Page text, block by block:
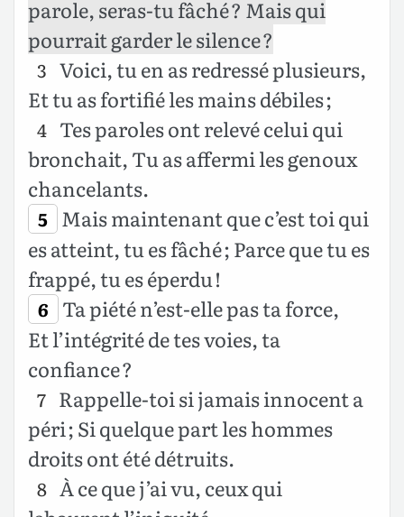
parole, seras-tu fâché ? Mais qui
pourrait garder le silence ?
3 Voici, tu en as redressé plusieurs,
Et tu as fortifié les mains débiles ;
4 Tes paroles ont relevé celui qui
bronchait, Tu as affermi les genoux
chancelants.
5 Mais maintenant que c’est toi qui
es atteint, tu es fâché ; Parce que tu es
frappé, tu es éperdu !
6 Ta piété n’est-elle pas ta force,
Et l’intégrité de tes voies, ta
confiance ?
7 Rappelle-toi si jamais innocent a
péri ; Si quelque part les hommes
droits ont été détruits.
8 À ce que j’ai vu, ceux qui